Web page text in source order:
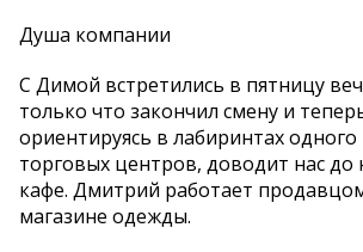
Душа компании
С Димой встретились в пятницу
только что закончил смену и
ориентируясь в лабиринтах одного
торговых центров, доводит нас до
кафе. Дмитрий работает
магазине одежды.